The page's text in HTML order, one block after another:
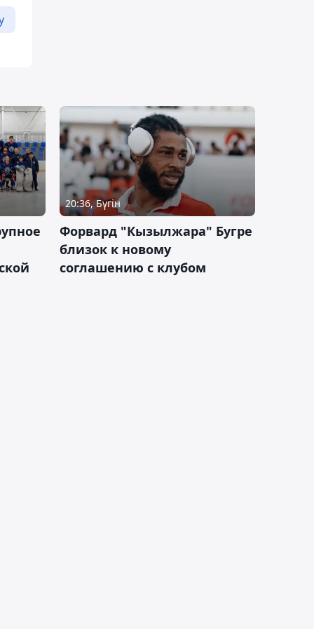
20:36, Бүгін
Форвард "Кызылжара" Бугре
близок к новому
соглашению с клубом